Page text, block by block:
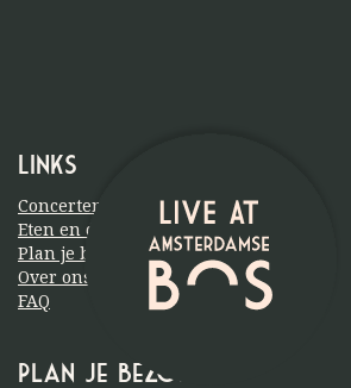
Links
Concerten
Eten en drinken
Plan je bezoek
Over ons
FAQ
Plan je bezoek